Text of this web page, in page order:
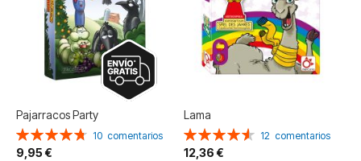
Pajarracos Party
Valoración:
96%
10 comentarios
9,95 €
Lama
Valoración:
92%
12 comentarios
12,36 €